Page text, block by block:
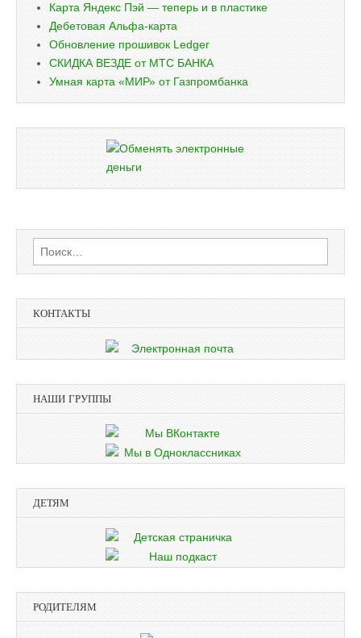
Карта Яндекс Пэй — теперь и в пластике
Дебетовая Альфа-карта
Обновление прошивок Ledger
СКИДКА ВЕЗДЕ от МТС БАНКА
Умная карта «МИР» от Газпромбанка
Найти:
КОНТАКТЫ
НАШИ ГРУППЫ
ДЕТЯМ
РОДИТЕЛЯМ